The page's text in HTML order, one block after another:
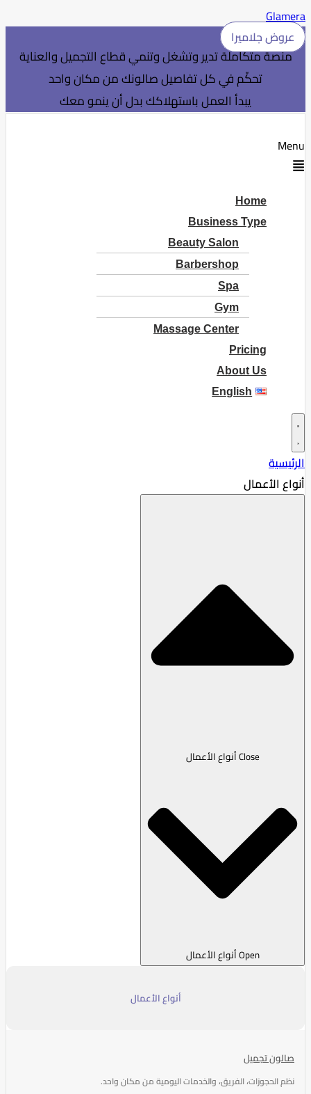
Glamera
عروض جلاميرا
منصة متكاملة تدير وتشغل وتنمي قطاع التجميل والعناية
تحكّم في كل تفاصيل صالونك من مكان واحد
يبدأ العمل باستهلاكك بدل أن ينمو معك
Menu
Home
Business Type
Beauty Salon
Barbershop
Spa
Gym
Massage Center
Pricing
About Us
English
الرئيسية
أنواع الأعمال
Close أنواع الأعمال
Open أنواع الأعمال
أنواع الأعمال
صالون تجميل
نظم الحجوزات، الفريق، والخدمات اليومية من مكان واحد.